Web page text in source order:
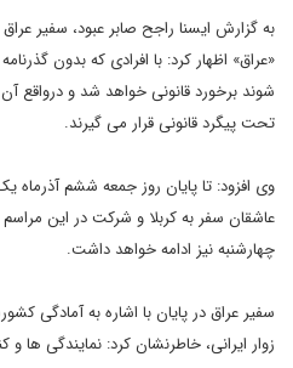
به گزارش ایسنا راجح صابر عبود، سفیر عراق
«عراق» اظهار کرد: با افرادی که بدون
شوند برخورد قانونی خواهد شد و درواقع
تحت پیگرد قانونی قرار می گیرند.
عاشقان سفر به کربلا و شرکت در این
چهارشنبه نیز ادامه خواهد داشت.
زوار ایرانی، خاطرنشان کرد: نمایندگی ها